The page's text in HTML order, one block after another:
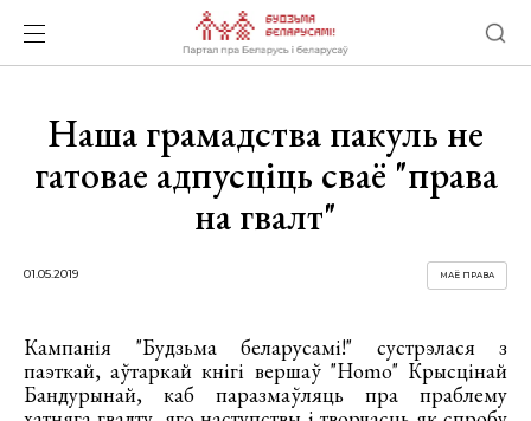
Наша грамадства пакуль не
гатовае адпусціць сваё "права
на гвалт"
01.05.2019 МАЁ ПРАВА
Кампанія "Будзьма беларусамі!" сустрэлася з
паэткай, аўтаркай кнігі вершаў "Homo" Крысцінай
Бандурынай, каб паразмаўляць пра праблему